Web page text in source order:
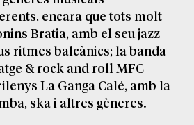
encara que tots molt
Bratia, amb el seu jazz
ritmes balcànics; la banda
& rock and roll MFC
La Ganga Calé, amb la
ska i altres gèneres.